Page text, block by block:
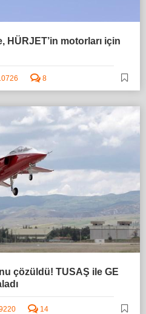
HÜRJET’in motorları için
8
çözüldü! TUSAŞ ile GE
14